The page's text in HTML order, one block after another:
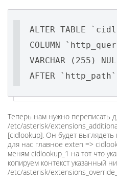
ALTER TABLE
COLUMN
VARCHAR (255)
AFTER
Теперь нам нужно переписать
/etc/asterisk/
[cidlookup]. Он будет
для нас главное exten =>
меням cidlookup_1 на тот что
копируем контекст указанный
/etc/asterisk/